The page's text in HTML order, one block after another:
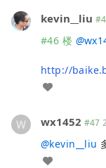
kevin__liu
#46 楼 @
http://
wx1452 #47
@kevin__liu